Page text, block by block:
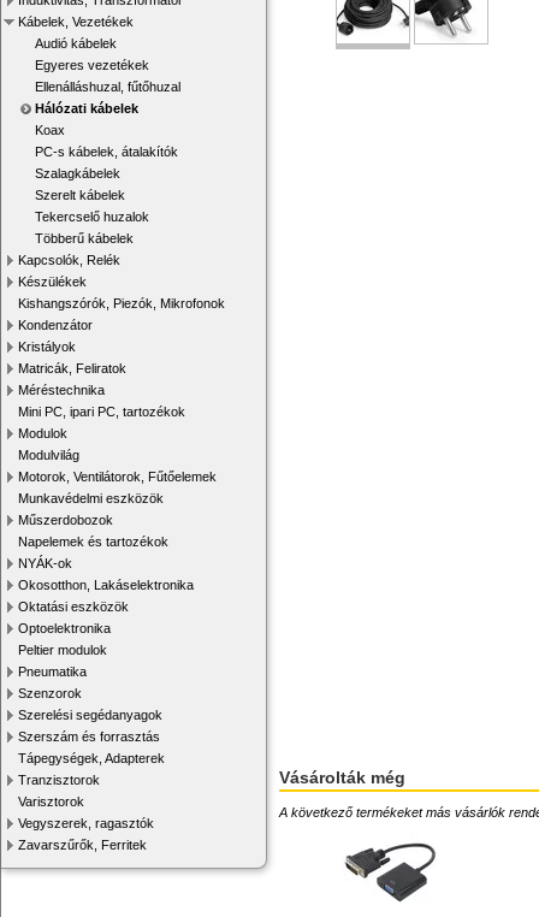
Kábelek, Vezetékek
Audió kábelek
Egyeres vezetékek
Ellenálláshuzal, fűtőhuzal
Hálózati kábelek
Koax
PC-s kábelek, átalakítók
Szalagkábelek
Szerelt kábelek
Tekercselő huzalok
Többerű kábelek
Kapcsolók, Relék
Készülékek
Kishangszórók, Piezók, Mikrofonok
Kondenzátor
Kristályok
Matricák, Feliratok
Méréstechnika
Mini PC, ipari PC, tartozékok
Modulok
Modulvilág
Motorok, Ventilátorok, Fűtőelemek
Munkavédelmi eszközök
Műszerdobozok
Napelemek és tartozékok
NYÁK-ok
Okosotthon, Lakáselektronika
Oktatási eszközök
Optoelektronika
Peltier modulok
Pneumatika
Szenzorok
Szerelési segédanyagok
Szerszám és forrasztás
Tápegységek, Adapterek
Tranzisztorok
Varisztorok
Vegyszerek, ragasztók
Zavarszűrők, Ferritek
Vásárolták még
A következő termékeket más vásárlók